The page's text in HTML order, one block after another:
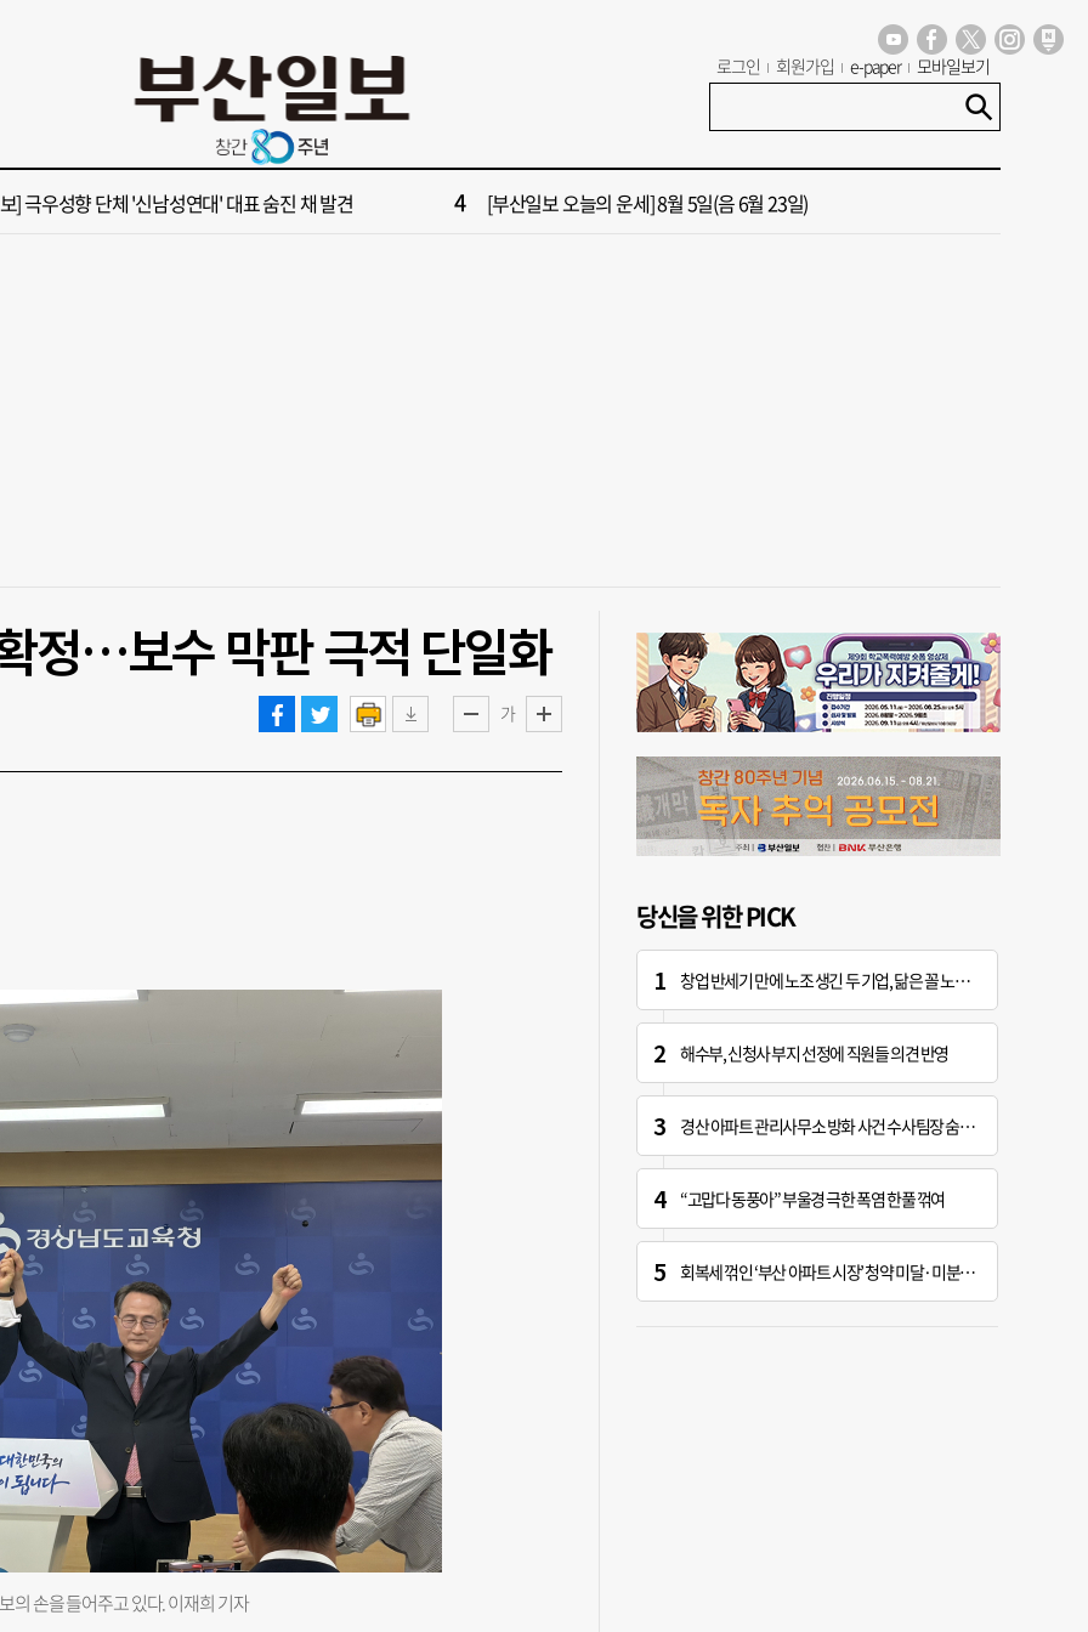
로그인 회원가입 e-paper 모바일보기
] 폭염 부추기는 제13호 태풍 '돌핀' 이동경로 유동적…북쪽으로 꺾일까 [속보] 제13호 태풍 돌핀 경로, 내주 중국 상륙…'불가마 더위' 언제까지
] 극우성향 단체 '신남성연대' 대표 숨진 채 발견 [부산일보 오늘의 운세] 8월 5일(음 6월 23일)
시장 가이드' 자처한 한동훈…'구포데이'로 북구 알리기 총력 6 “이 정도 폭염 예상 못 해” 골프 예약 취소 속출
정…보수 막판 극적 단일화
가
의 손을 들어주고 있다. 이재희 기자
당신을 위한 PICK
창업 반세기 만에 노조 생긴 두 기업, 닮은 꼴 노사 갈등
해수부, 신청사 부지 선정에 직원들 의견 반영
경산 아파트 관리사무소 방화 사건 수사팀장 숨진 채 발견
“고맙다 동풍아” 부울경 극한 폭염 한풀 꺾여
회복세 꺾인 ‘부산 아파트 시장’ 청약 미달·미분양 심화